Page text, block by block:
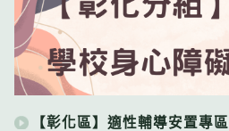
【彰化區】適性輔導安置專區